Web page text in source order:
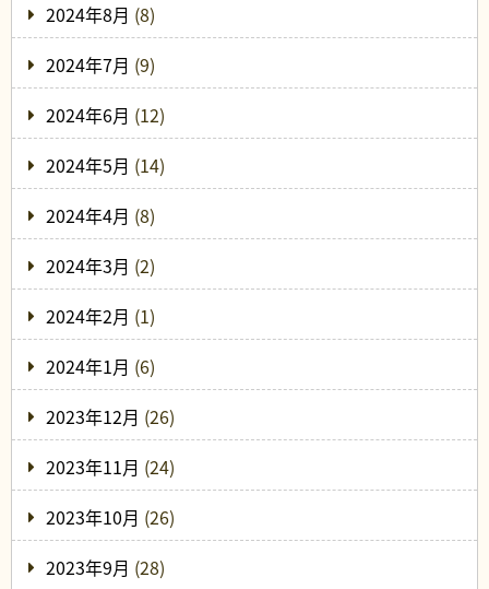
2024年8月 (8)
2024年7月 (9)
2024年6月 (12)
2024年5月 (14)
2024年4月 (8)
2024年3月 (2)
2024年2月 (1)
2024年1月 (6)
2023年12月 (26)
2023年11月 (24)
2023年10月 (26)
2023年9月 (28)